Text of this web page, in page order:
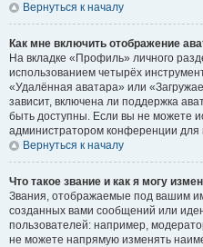
Вернуться к началу
Как мне включить отображение
На вкладке «Профиль» личного
использованием четырёх
«Удалённая аватара» или
зависит, включена ли поддержка
быть доступны. Если вы не можете
администратором конференции для
Вернуться к началу
Что такое звание и как я могу
Звания, отображаемые под вашим
созданных вами сообщений или
пользователей: например,
не можете напрямую изменять